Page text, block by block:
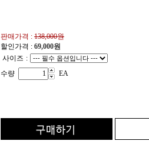
판매가격 : 138,000원
할인가격 : 69,000원
사이즈 :
수량
EA